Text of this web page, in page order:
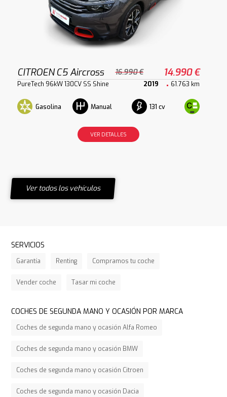
CITROEN C5 Aircross 16.990 € 14.990 €
PureTech 96kW 130CV SS Shine 2019 61.763 km
Gasolina Manual 131 cv
VER DETALLES
Ver todos los vehículos
SERVICIOS
Garantía Renting Compramos tu coche
Vender coche Tasar mi coche
COCHES DE SEGUNDA MANO Y OCASIÓN POR MARCA
Coches de segunda mano y ocasión Alfa Romeo
Coches de segunda mano y ocasión BMW
Coches de segunda mano y ocasión Citroen
Coches de segunda mano y ocasión Dacia